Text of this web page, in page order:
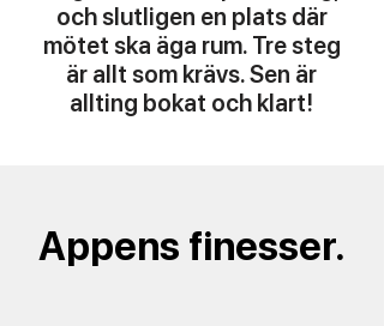
och slutligen en plats där
mötet ska äga rum. Tre steg
är allt som krävs. Sen är
allting bokat och klart!
Appens finesser.